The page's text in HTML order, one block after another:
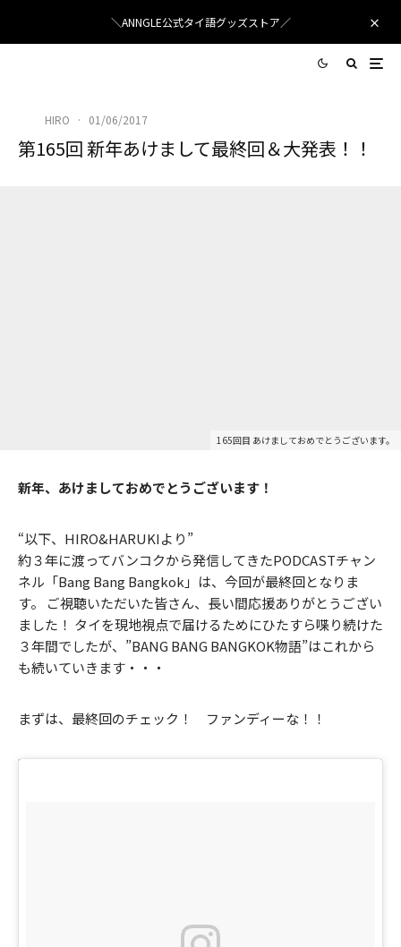
＼ANNGLE公式タイ語グッズストア／
HIRO · 01/06/2017
第165回 新年あけまして最終回＆大発表！！
165回目 あけましておめでとうございます。
新年、あけましておめでとうございます！
“以下、HIRO&HARUKIより”
約３年に渡ってバンコクから発信してきたPODCASTチャン
ネル「Bang Bang Bangkok」は、今回が最終回となりま
す。 ご視聴いただいた皆さん、長い間応援ありがとうござい
ました！ タイを現地視点で届けるためにひたすら喋り続けた
３年間でしたが、”BANG BANG BANGKOK物語”はこれから
も続いていきます・・・
まずは、最終回のチェック！ ファンディーな！！